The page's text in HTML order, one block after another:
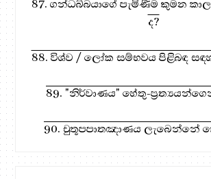
87. ගන්ධබ්බයාගේ පැමිණීම කුමන
ද?
88. විශ්ව / ලෝක සම්භවය පිළිබඳ
89. "නිර්වාණය" හේතු-
90. චුතූපපාතඤාණය ලැබෙන්නේ